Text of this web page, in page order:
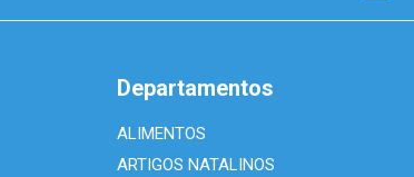
Departamentos
ALIMENTOS
ARTIGOS NATALINOS